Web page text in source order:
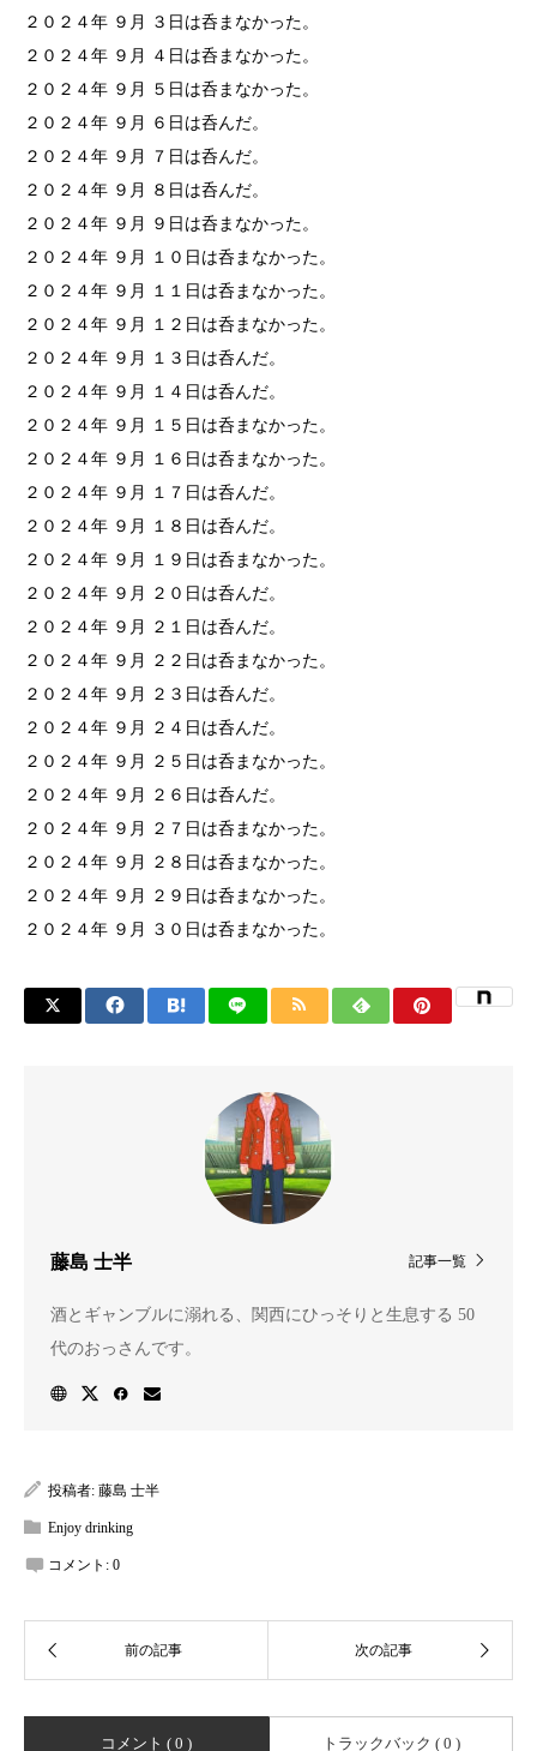
２０２４年 ９月 ３日は呑まなかった。
２０２４年 ９月 ４日は呑まなかった。
２０２４年 ９月 ５日は呑まなかった。
２０２４年 ９月 ６日は呑んだ。
２０２４年 ９月 ７日は呑んだ。
２０２４年 ９月 ８日は呑んだ。
２０２４年 ９月 ９日は呑まなかった。
２０２４年 ９月 １０日は呑まなかった。
２０２４年 ９月 １１日は呑まなかった。
２０２４年 ９月 １２日は呑まなかった。
２０２４年 ９月 １３日は呑んだ。
２０２４年 ９月 １４日は呑んだ。
２０２４年 ９月 １５日は呑まなかった。
２０２４年 ９月 １６日は呑まなかった。
２０２４年 ９月 １７日は呑んだ。
２０２４年 ９月 １８日は呑んだ。
２０２４年 ９月 １９日は呑まなかった。
２０２４年 ９月 ２０日は呑んだ。
２０２４年 ９月 ２１日は呑んだ。
２０２４年 ９月 ２２日は呑まなかった。
２０２４年 ９月 ２３日は呑んだ。
２０２４年 ９月 ２４日は呑んだ。
２０２４年 ９月 ２５日は呑まなかった。
２０２４年 ９月 ２６日は呑んだ。
２０２４年 ９月 ２７日は呑まなかった。
２０２４年 ９月 ２８日は呑まなかった。
２０２４年 ９月 ２９日は呑まなかった。
２０２４年 ９月 ３０日は呑まなかった。
記事一覧
藤島 士半
酒とギャンブルに溺れる、関西にひっそりと生息する 50
代のおっさんです。
投稿者: 藤島 士半
Enjoy drinking
コメント: 0
コメント ( 0 ) トラックバック ( 0 )